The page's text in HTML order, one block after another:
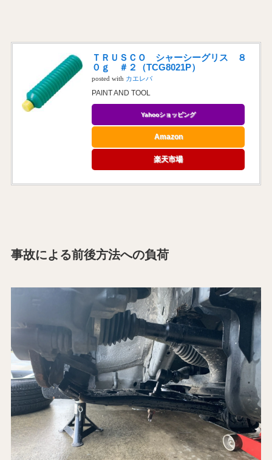
ＴＲＵＳＣＯ シャーシーグリス ８
０ｇ ＃２（TCG8021P）
posted with カエレバ
PAINT AND TOOL
Yahooショッピング
Amazon
楽天市場
事故による前後方法への負荷